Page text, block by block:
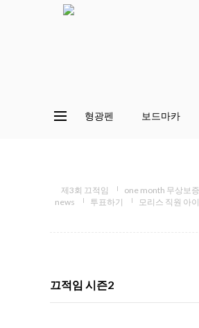
형광펜 보드마카
제3회 끄적임 one month 무상보
news
투표하기 모리스 직원 아
끄적임 시즌2